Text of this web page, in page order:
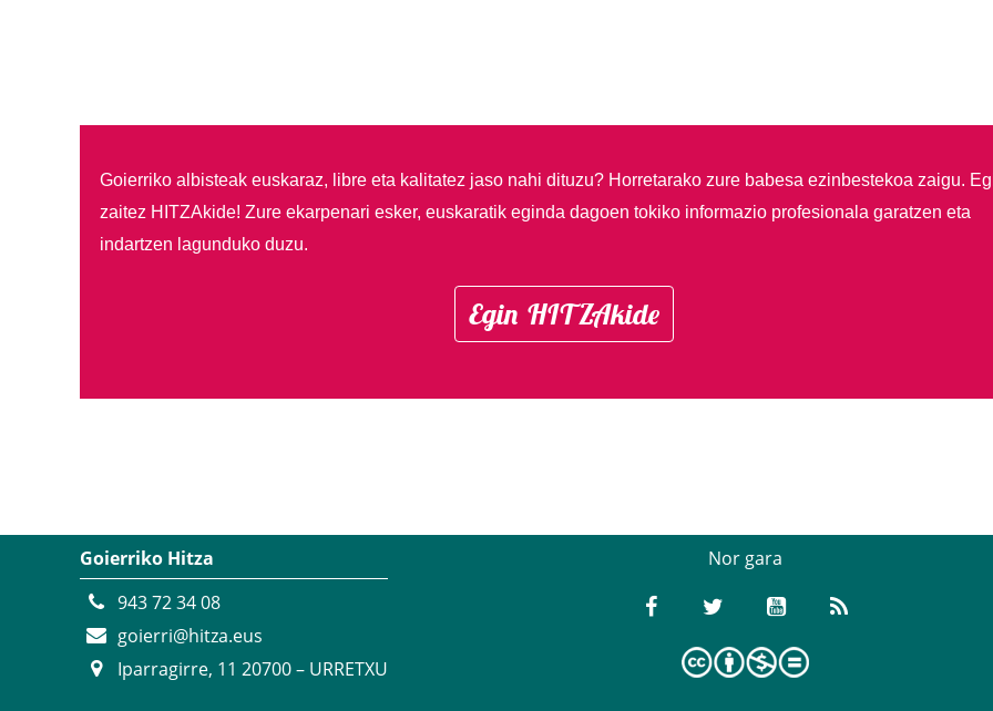
Goierriko albisteak euskaraz, libre eta kalitatez jaso nahi dituzu? Horretarako zure babesa ezinbestekoa zaigu.
zaitez HITZAkide! Zure ekarpenari esker, euskaratik eginda dagoen tokiko informazio profesionala garatzen eta
indartzen lagunduko duzu.
Egin HITZAkide
Goierriko Hitza
943 72 34 08
goierri@hitza.eus
Iparragirre, 11 20700 – URRETXU
Nor gara